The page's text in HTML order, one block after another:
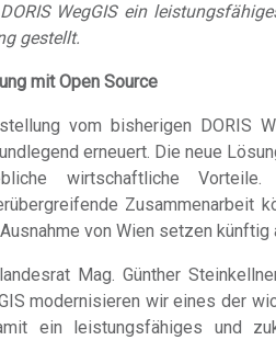
WegGIS ein
gestellt.
mit Open Source
vom bisherigen DORIS
erneuert. Die neue
wirtschaftliche
Zusammenarbeit
von Wien setzen
Mag. Günther
modernisieren wir eines der
ein leistungsfähiges und